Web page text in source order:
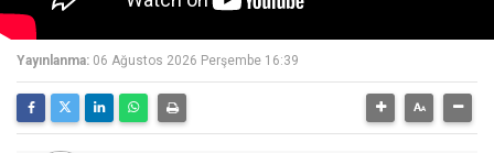
Yayınlanma: 06 Ağustos 2026 Perşembe 16:39